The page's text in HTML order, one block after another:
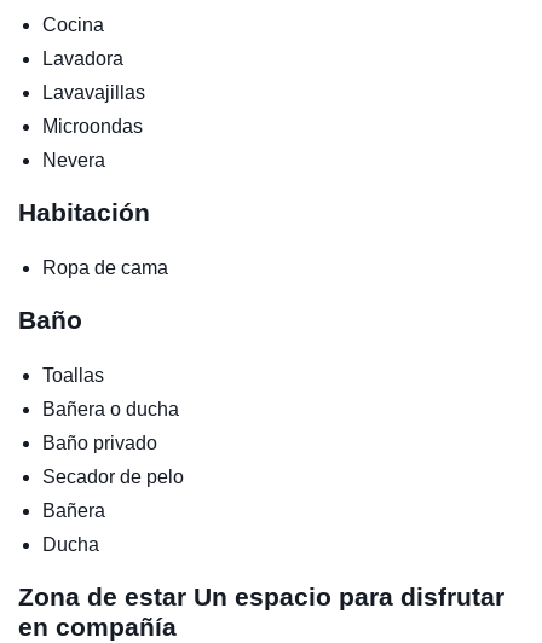
Cocina
Lavadora
Lavavajillas
Microondas
Nevera
Habitación
Ropa de cama
Baño
Toallas
Bañera o ducha
Baño privado
Secador de pelo
Bañera
Ducha
Zona de estar Un espacio para disfrutar
en compañía